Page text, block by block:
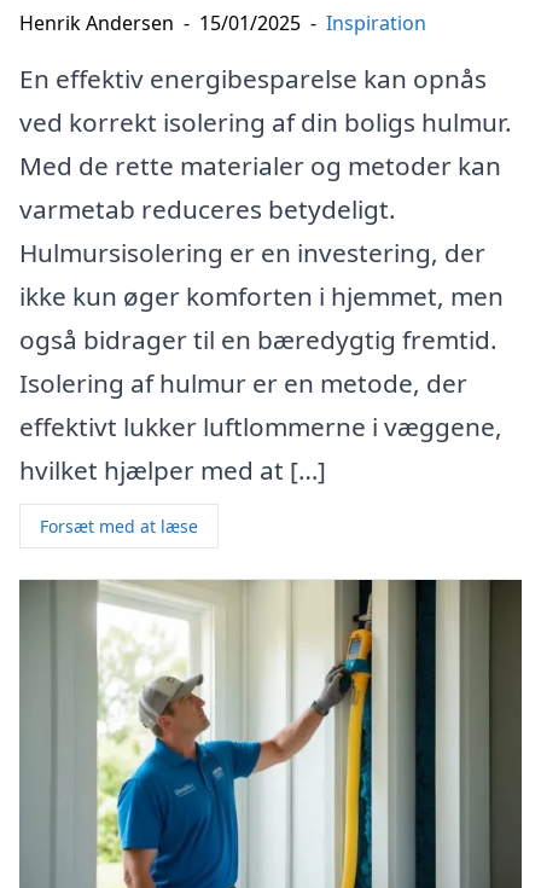
Henrik Andersen - 15/01/2025 - Inspiration
En effektiv energibesparelse kan opnås
ved korrekt isolering af din boligs hulmur.
Med de rette materialer og metoder kan
varmetab reduceres betydeligt.
Hulmursisolering er en investering, der
ikke kun øger komforten i hjemmet, men
også bidrager til en bæredygtig fremtid.
Isolering af hulmur er en metode, der
effektivt lukker luftlommerne i væggene,
hvilket hjælper med at […]
Forsæt med at læse